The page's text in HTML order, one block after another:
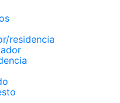
residencia